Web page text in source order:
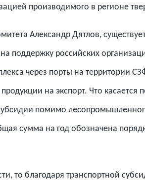
производимого в регионе
Александр Дятлов,
поддержку российских
через порты на территории
на экспорт. Что касается
помимо
сумма на год обозначена
то благодаря транспортной